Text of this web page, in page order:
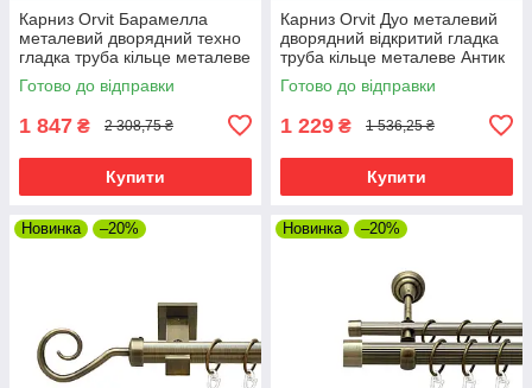
Карниз Orvit Барамелла
металевий дворядний техно
гладка труба кільце металеве
Антик 25\19 мм 300 см (00-
00025959)
Готово до відправки
1 847 ₴ 2 308,75 ₴
Купити
Карниз Orvit Дуо металевий
дворядний відкритий гладка
труба кільце металеве Антик
25\16 мм 300 см (00-
00025595)
Готово до відправки
1 229 ₴ 1 536,25 ₴
Купити
Новинка –20% Новинка –20%